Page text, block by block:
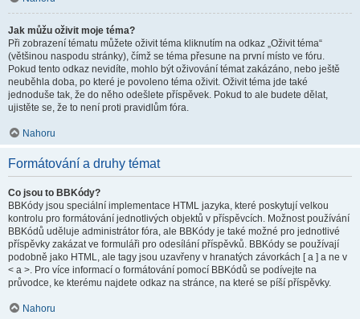
Jak můžu oživit moje téma?
Při zobrazení tématu můžete oživit téma kliknutím na odkaz „Oživit téma“
(většinou naspodu stránky), čímž se téma přesune na první místo ve fóru.
Pokud tento odkaz nevidíte, mohlo být oživování témat zakázáno, nebo ještě
neuběhla doba, po které je povoleno téma oživit. Oživit téma jde také
jednoduše tak, že do něho odešlete příspěvek. Pokud to ale budete dělat,
ujistěte se, že to není proti pravidlům fóra.
Nahoru
Formátování a druhy témat
Co jsou to BBKódy?
BBKódy jsou speciální implementace HTML jazyka, které poskytují velkou
kontrolu pro formátování jednotlivých objektů v příspěvcích. Možnost používání
BBKódů uděluje administrátor fóra, ale BBKódy je také možné pro jednotlivé
příspěvky zakázat ve formuláři pro odesílání příspěvků. BBKódy se používají
podobně jako HTML, ale tagy jsou uzavřeny v hranatých závorkách [ a ] a ne v
< a >. Pro více informací o formátování pomocí BBKódů se podívejte na
průvodce, ke kterému najdete odkaz na stránce, na které se píší příspěvky.
Nahoru